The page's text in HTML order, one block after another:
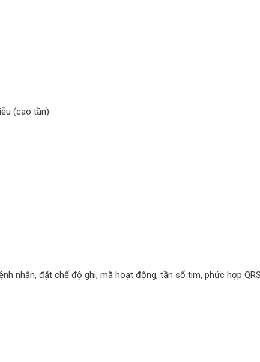
(cao tần)
nhân, đặt chế độ ghi, mã hoạt động, tần số tim, phức hợp